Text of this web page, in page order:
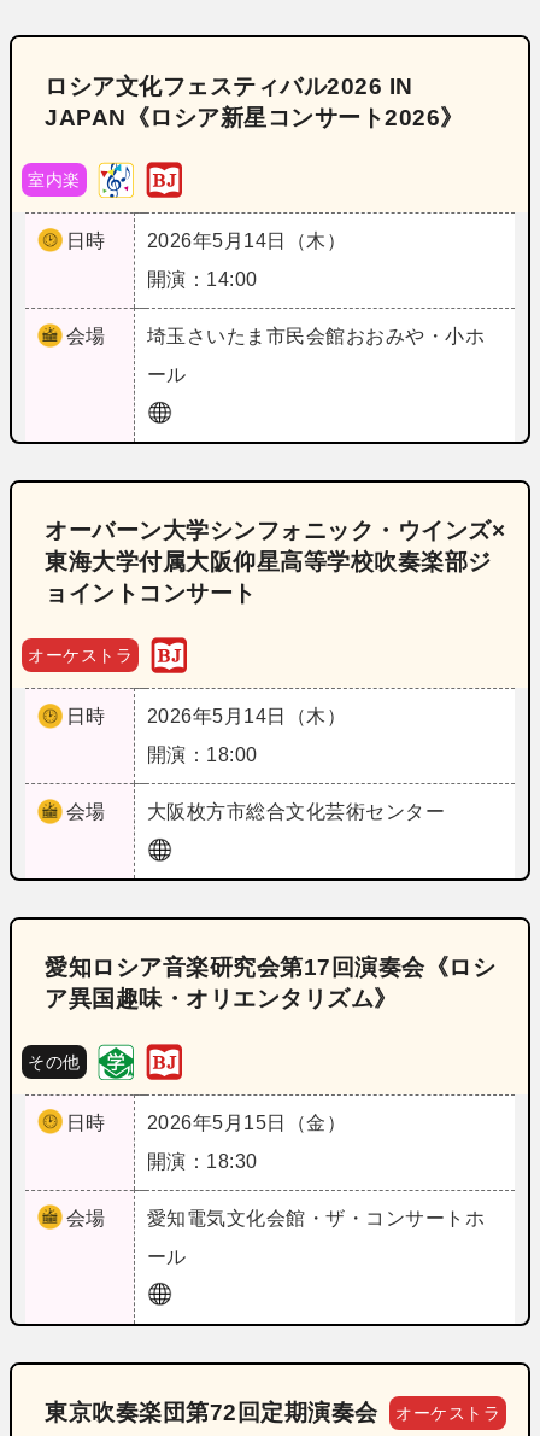
ロシア文化フェスティバル2026 IN
JAPAN《ロシア新星コンサート2026》
室内楽
日時
2026年5月14日（木）
開演：14:00
会場 埼玉 さいたま市民会館おおみや・小ホ
ール
オーバーン大学シンフォニック・ウインズ×
東海大学付属大阪仰星高等学校吹奏楽部ジ
ョイントコンサート
オーケストラ
日時
2026年5月14日（木）
開演：18:00
会場 大阪枚方市総合文化芸術センター
愛知ロシア音楽研究会第17回演奏会《ロシ
ア異国趣味・オリエンタリズム》
その他
日時
2026年5月15日（金）
開演：18:30
会場 愛知電気文化会館・ザ・コンサートホ
ール
東京吹奏楽団第72回定期演奏会 オーケストラ